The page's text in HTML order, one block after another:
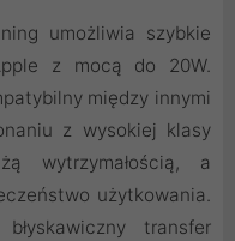
umożliwia szybkie
z mocą do 20W.
między innymi
z wysokiej klasy
wytrzymałością, a
użytkowania.
transfer